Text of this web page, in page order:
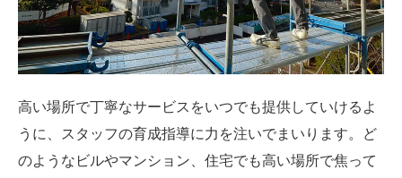
高い場所で丁寧なサービスをいつでも提供していけるよ
うに、スタッフの育成指導に力を注いでまいります。ど
のようなビルやマンション、住宅でも高い場所で焦って